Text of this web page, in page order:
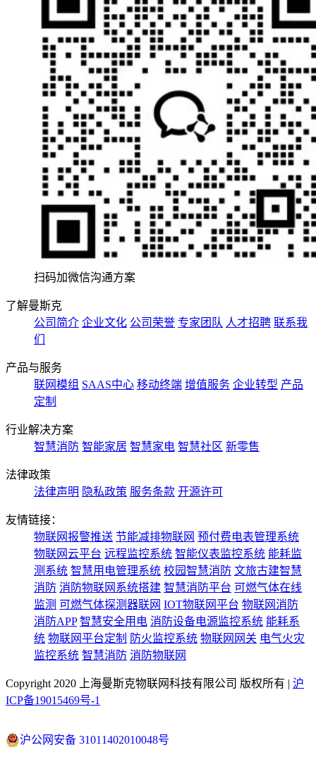
扫码加微信沟通方案
了解曼斯克
公司简介 企业文化 公司荣誉 专家团队 人才招聘 联系我
们
产品与服务
联网模组 SAAS中心 移动终端 增值服务 企业转型 产品
定制
行业解决方案
智慧消防 智能家居 智慧家电 智慧社区 新零售
法律政策
法律声明 隐私政策 服务条款 开源许可
友情链接：
物联网报警推送 节能减排物联网 预付费电表管理系统
物联网云平台 远程监控系统 智能仪表监控系统 能耗监
测系统 智慧用电管理系统 校园智慧消防 文旅古建智慧
消防 消防物联网系统搭建 智慧消防平台 可燃气体在线
监测 可燃气体探测器联网 IOT物联网平台 物联网消防
消防APP 智慧安全用电 消防设备电源监控系统 能耗系
统 物联网平台定制 防火监控系统 物联网网关 电气火灾
监控系统 智慧消防 消防物联网
Copyright 2020 上海曼斯克物联网科技有限公司 版权所有 | 沪
ICP备19015469号-1
沪公网安备 31011402010048号